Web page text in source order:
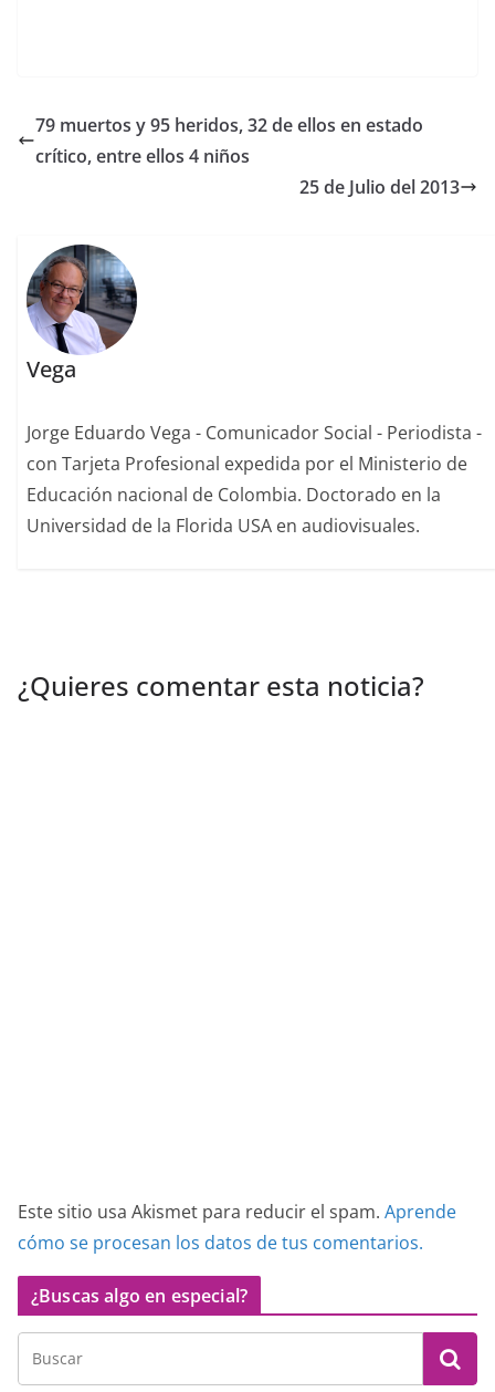
79 muertos y 95 heridos, 32 de ellos en estado
crítico, entre ellos 4 niños
25 de Julio del 2013
Vega
Jorge Eduardo Vega - Comunicador Social - Periodista -
con Tarjeta Profesional expedida por el Ministerio de
Educación nacional de Colombia. Doctorado en la
Universidad de la Florida USA en audiovisuales.
¿Quieres comentar esta noticia?
Este sitio usa Akismet para reducir el spam. Aprende
cómo se procesan los datos de tus comentarios.
¿Buscas algo en especial?